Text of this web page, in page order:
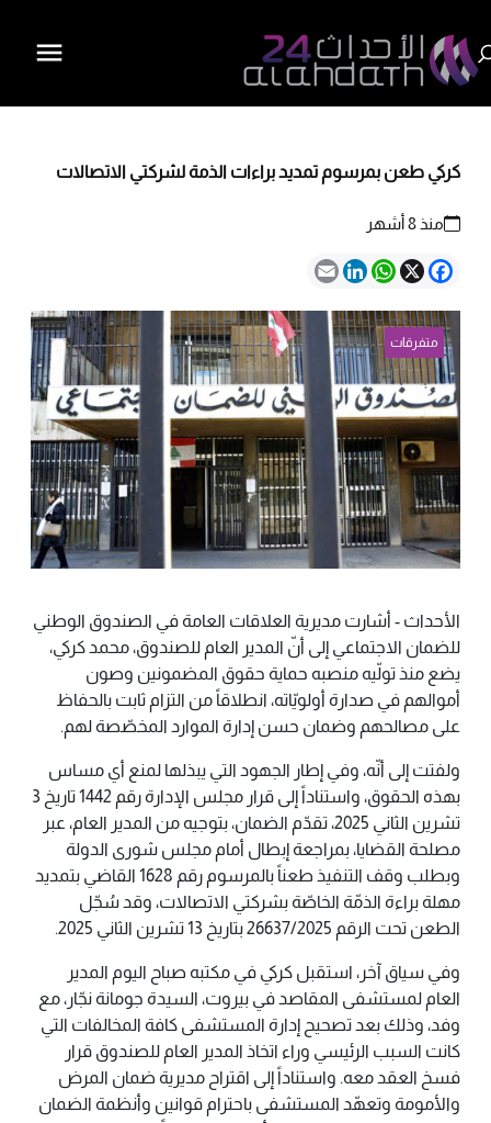
كركي طعن بمرسوم تمديد براءات الذمة لشركتي الاتصالات
منذ 8 أشهر
Facebook
X
WhatsApp
LinkedIn
Email
متفرقات
الأحداث - أشارت مديرية العلاقات العامة في الصندوق الوطني
للضمان الاجتماعي إلى أنّ المدير العام للصندوق، محمد كركي،
يضع منذ تولّيه منصبه حماية حقوق المضمونين وصون
أموالهم في صدارة أولويّاته، انطلاقاً من التزام ثابت بالحفاظ
على مصالحهم وضمان حسن إدارة الموارد المخصّصة لهم.
ولفتت إلى أنّه، وفي إطار الجهود التي يبذلها لمنع أي مساس
بهذه الحقوق، واستناداً إلى قرار مجلس الإدارة رقم 1442 تاريخ 3
تشرين الثاني 2025، تقدّم الضمان، بتوجيه من المدير العام، عبر
مصلحة القضايا، بمراجعة إبطال أمام مجلس شورى الدولة
وبطلب وقف التنفيذ طعناً بالمرسوم رقم 1628 القاضي بتمديد
مهلة براءة الذمّة الخاصّة بشركتي الاتصالات، وقد سُجّل
الطعن تحت الرقم 26637/2025 بتاريخ 13 تشرين الثاني 2025.
وفي سياق آخر، استقبل كركي في مكتبه صباح اليوم المدير
العام لمستشفى المقاصد في بيروت، السيدة جومانة نجّار، مع
وفد، وذلك بعد تصحيح إدارة المستشفى كافة المخالفات التي
كانت السبب الرئيسي وراء اتخاذ المدير العام للصندوق قرار
فسخ العقد معه. واستناداً إلى اقتراح مديرية ضمان المرض
والأمومة وتعهّد المستشفى باحترام قوانين وأنظمة الضمان